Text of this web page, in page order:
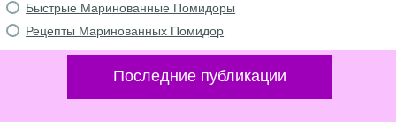
Быстрые Маринованные Помидоры
Рецепты Маринованных Помидор
Последние публикации